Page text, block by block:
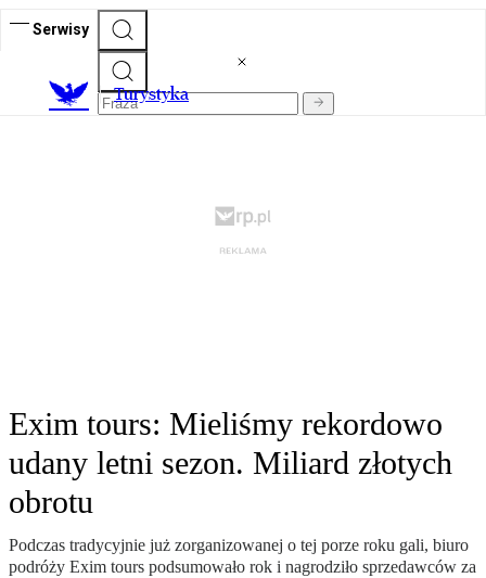
Serwisy
Turystyka
Exim tours: Mieliśmy rekordowo
udany letni sezon. Miliard złotych
obrotu
Podczas tradycyjnie już zorganizowanej o tej porze roku gali, biuro
podróży Exim tours podsumowało rok i nagrodziło sprzedawców za